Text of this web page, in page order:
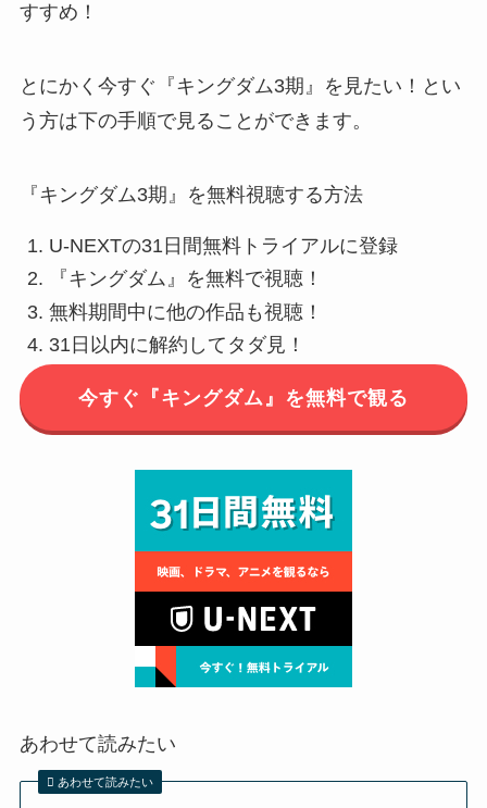
すすめ！
とにかく今すぐ『キングダム3期』を見たい！とい
う方は下の手順で見ることができます。
『キングダム3期』を無料視聴する方法
U-NEXTの31日間無料トライアルに登録
『キングダム』を無料で視聴！
無料期間中に他の作品も視聴！
31日以内に解約してタダ見！
今すぐ『キングダム』を無料で観る
あわせて読みたい
あわせて読みたい